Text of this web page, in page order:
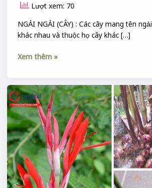
Lượt xem: 70
NGẢI NGẢI (CÂY) : Các cây mang tên
khác nhau và thuộc họ cây khác […]
Xem thêm »
CÂY
DONG
RIỀNG